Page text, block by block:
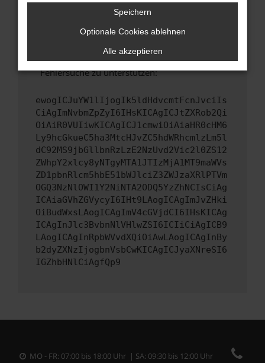
Wende dich an den Webseitenbetreiber.
Wenn du alle oben genannten Schritte versucht
hast, kontaktiere uns bitte. Wir werden
versuchen, das Problem zu beheben. Du kannst
uns diesen Text schicken, um uns bei der
Fehlersuche zu unterstützen:
ewogICJuYW1lIjogIk5ldHdvcmtFcnJvciIs
CiAgImNvbmZpZyI6IHsKICAgICJtZXRob2Qi
OiAiR0VUIiwKICAgICJ1cmwiOiAiaHR0cHM6
Ly9hcGkueC5ha3MtcHJvZC5hdWRhcmlzLm5l
dC92MS9jbGllbnRzLzE2NzUvd2Vic2l0ZS12
ZWhpY2xlcy8yNTgyMTA1JTIzMjA1MT9maWVs
ZD1pbnRlcm5hbE51bWJlciZ3ZWJzaXRlPTVm
OGQ3NzNlOWI1Y2NiNTA2ODQ5YzZhNCIsCiAg
ICAiaGVhZGVycyI6IHt9LAogICAgImJvZHki
OiBudWxsLAogICAgImV4cGVjdCI6IHsKICAg
ICAgInJlc3BvbnNlVHlwZSI6ICIiCiAgICB9
LAogICAgInRpbWVvdXQiOiAwLAogICAgInBy
b2dyZXNzIjogbnVsbCwKICAgICJyaXNreSI6
IGZhbHNlCiAgfQp9
MO - FR: 07:00 bis 18:00 Uhr | SA: 09:30 bis 12:00 Uhr
Speichern
Optionale Cookies ablehnen
Alle akzeptieren